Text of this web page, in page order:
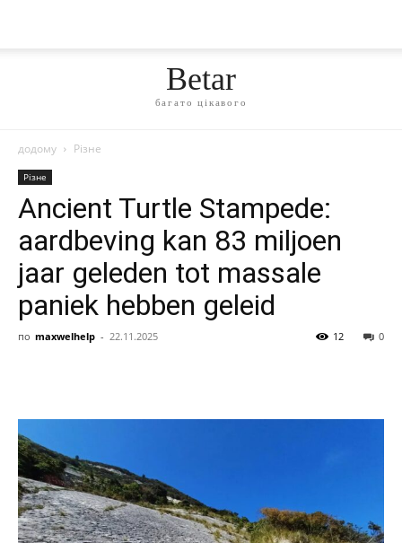
Betar
багато цікавого
додому Різне
Різне
Ancient Turtle Stampede:
aardbeving kan 83 miljoen
jaar geleden tot massale
paniek hebben geleid
по maxwelhelp - 22.11.2025 0
12